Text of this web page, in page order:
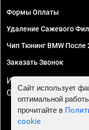
Формы Оплаты
Удаление Сажевого
Чип Тюнинг BMW После
Заказать Звонок
ИП Смирнов Георгий
ОГРНИП
Сайт использует
оптимальной
прочитайте в
cookie